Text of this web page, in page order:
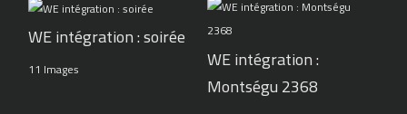
WE intégration : soirée
11 Images
WE intégration :
Montségu 2368